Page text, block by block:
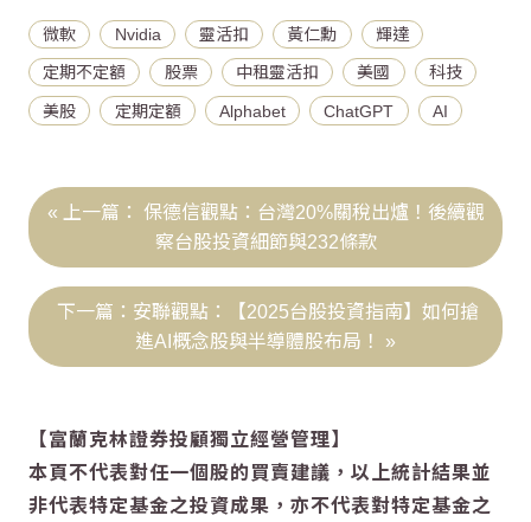
微軟 Nvidia 靈活扣 黃仁勳 輝達
定期不定額 股票 中租靈活扣 美國 科技
美股 定期定額 Alphabet ChatGPT AI
保德信觀點：台灣20%關稅出爐！後續觀
察台股投資細節與232條款
安聯觀點：【2025台股投資指南】如何搶
進AI概念股與半導體股布局！
【富蘭克林證券投顧獨立經營管理】
本頁不代表對任一個股的買賣建議，以上統計結果並
非代表特定基金之投資成果，亦不代表對特定基金之